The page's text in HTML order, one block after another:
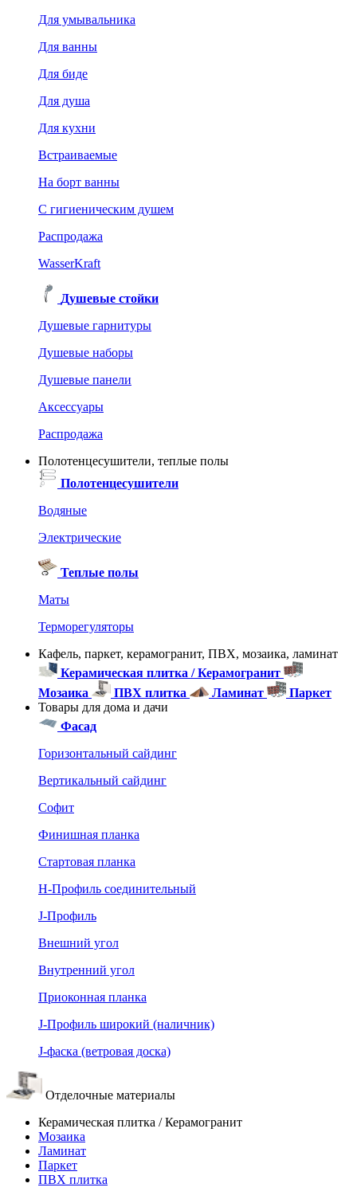
Для умывальника
Для ванны
Для биде
Для душа
Для кухни
Встраиваемые
На борт ванны
C гигиеническим душем
Распродажа
WasserKraft
Душевые стойки
Душевые гарнитуры
Душевые наборы
Душевые панели
Аксессуары
Распродажа
Полотенцесушители, теплые полы
Полотенцесушители
Водяные
Электрические
Теплые полы
Маты
Терморегуляторы
Кафель, паркет, керамогранит, ПВХ, мозаика, ламинат
Керамическая плитка / Керамогранит
Мозаика
ПВХ плитка Ламинат
Паркет
Товары для дома и дачи
Фасад
Горизонтальный сайдинг
Вертикальный сайдинг
Софит
Финишная планка
Стартовая планка
Н-Профиль соединительный
J-Профиль
Внешний угол
Внутренний угол
Приоконная планка
J-Профиль широкий (наличник)
J-фаска (ветровая доска)
Отделочные материалы
Керамическая плитка / Керамогранит
Мозаика
Ламинат
Паркет
ПВХ плитка